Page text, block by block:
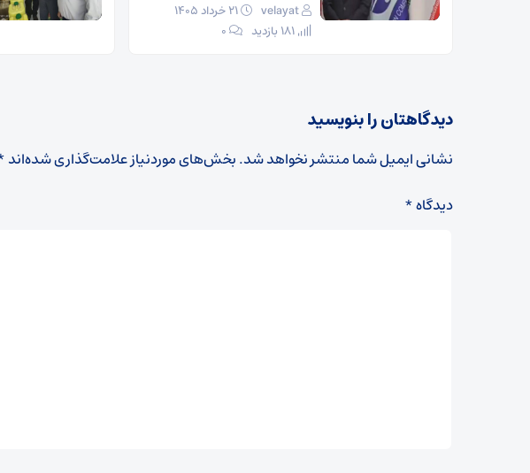
velayat
۰
دیدگاهتان را بنویسید
نشانی ایمیل شما منتشر نخواهد شد.بخش‌های موردنیاز علامت‌گذاری شده‌اند
دیدگاه*